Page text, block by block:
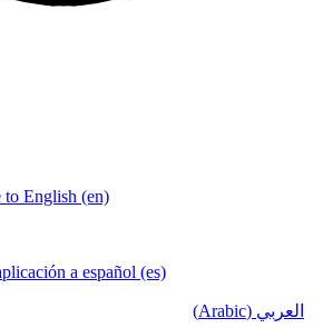
to English (en)
a español (es)
العربي (Arabic)